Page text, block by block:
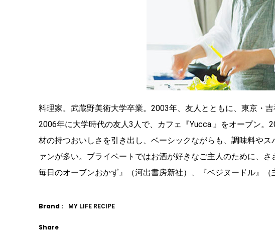
料理家。武蔵野美術大学卒業。2003年、友人とともに、東京・
2006年に大学時代の友人3人で、カフェ『Yucca.』をオープン
材の持つおいしさを引き出し、ベーシックながらも、調味料や
ァンが多い。プライベートではお酒が好きなご主人のために、
毎日のオーブンおかず』（河出書房新社）、『ベジヌードル』（
Brand : MY LIFE RECIPE
Share